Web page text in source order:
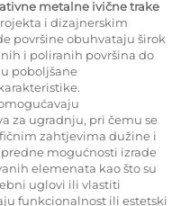
metalne ivične trake
i dizajnerskim
površine obuhvataju širok
i poliranih površina do
poboljšane
za ugradnju, pri čemu se
zahtjevima dužine i
mogućnosti izrade
elemenata kao što su
uglovi ili vlastiti
funkcionalnost ili estetski